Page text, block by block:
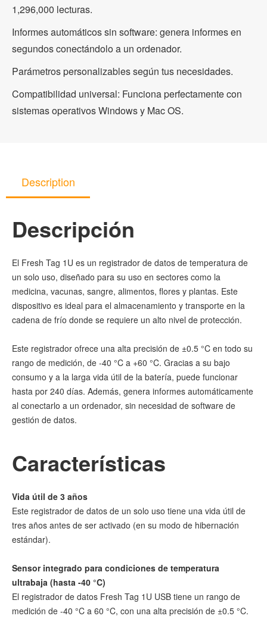
1,296,000 lecturas.
Informes automáticos sin software: genera informes en
segundos conectándolo a un ordenador.
Parámetros personalizables según tus necesidades.
Compatibilidad universal: Funciona perfectamente con
sistemas operativos Windows y Mac OS.
Description
Descripción
El Fresh Tag 1U es un registrador de datos de temperatura de
un solo uso, diseñado para su uso en sectores como la
medicina, vacunas, sangre, alimentos, flores y plantas. Este
dispositivo es ideal para el almacenamiento y transporte en la
cadena de frío donde se requiere un alto nivel de protección.
Este registrador ofrece una alta precisión de ±0.5 °C en todo su
rango de medición, de -40 °C a +60 °C. Gracias a su bajo
consumo y a la larga vida útil de la batería, puede funcionar
hasta por 240 días. Además, genera informes automáticamente
al conectarlo a un ordenador, sin necesidad de software de
gestión de datos.
Características
Vida útil de 3 años
Este registrador de datos de un solo uso tiene una vida útil de
tres años antes de ser activado (en su modo de hibernación
estándar).
Sensor integrado para condiciones de temperatura
ultrabaja (hasta -40 °C)
El registrador de datos Fresh Tag 1U USB tiene un rango de
medición de -40 °C a 60 °C, con una alta precisión de ±0.5 °C.